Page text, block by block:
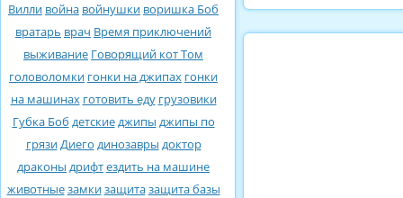
Вилли война войнушки воришка Боб
вратарь врач Время приключений
выживание Говорящий кот Том
головоломки гонки на джипах гонки
на машинах готовить еду грузовики
Губка Боб детскиеджипы джипы по
грязиДиего динозавры доктор
драконы дрифтездить на машине
животныезамкизащитазащита базы